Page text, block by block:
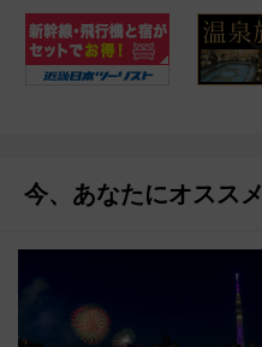
今、あなたにオススメ